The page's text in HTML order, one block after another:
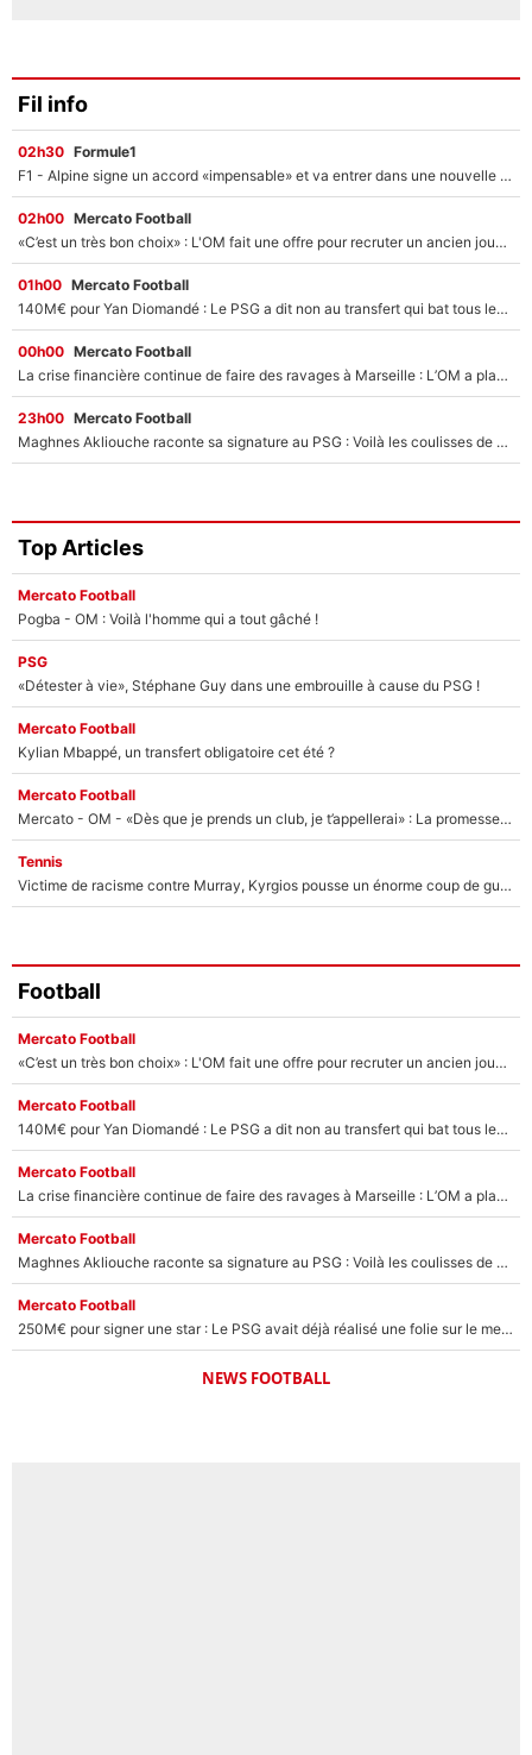
Fil info
02h30 Formule1
F1 - Alpine signe un accord «impensable» et va entrer dans une nouvelle dimension : Grande nouvelle pour Pierre Gasly !
02h00 Mercato Football
«C’est un très bon choix» : L'OM fait une offre pour recruter un ancien joueur du PSG... et c'est validé dans l'After Foot !
01h00 Mercato Football
140M€ pour Yan Diomandé : Le PSG a dit non au transfert qui bat tous les records sur le mercato
00h00 Mercato Football
La crise financière continue de faire des ravages à Marseille : L’OM a placé 12 joueurs sur le marché des transferts… et ça pourrait lui rapporter près de 100M€ !
23h00 Mercato Football
Maghnes Akliouche raconte sa signature au PSG : Voilà les coulisses de son transfert de rêve à 50M€
Top Articles
Mercato Football
Pogba - OM : Voilà l'homme qui a tout gâché !
PSG
«Détester à vie», Stéphane Guy dans une embrouille à cause du PSG !
Mercato Football
Kylian Mbappé, un transfert obligatoire cet été ?
Mercato Football
Mercato - OM - «Dès que je prends un club, je t’appellerai» : La promesse de Marcelino au moment de claquer la porte
Tennis
Victime de racisme contre Murray, Kyrgios pousse un énorme coup de gueule !
Football
Mercato Football
«C’est un très bon choix» : L'OM fait une offre pour recruter un ancien joueur du PSG... et c'est validé dans l'After Foot !
Mercato Football
140M€ pour Yan Diomandé : Le PSG a dit non au transfert qui bat tous les records sur le mercato
Mercato Football
La crise financière continue de faire des ravages à Marseille : L’OM a placé 12 joueurs sur le marché des transferts… et ça pourrait lui rapporter près de 100M€ !
Mercato Football
Maghnes Akliouche raconte sa signature au PSG : Voilà les coulisses de son transfert de rêve à 50M€
Mercato Football
250M€ pour signer une star : Le PSG avait déjà réalisé une folie sur le mercato bien avant Neymar !
NEWS FOOTBALL